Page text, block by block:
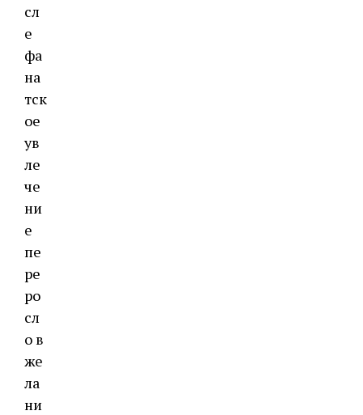
сл
е
фа
на
тск
ое
ув
ле
че
ни
е
пе
ре
ро
сл
о в
же
ла
ни